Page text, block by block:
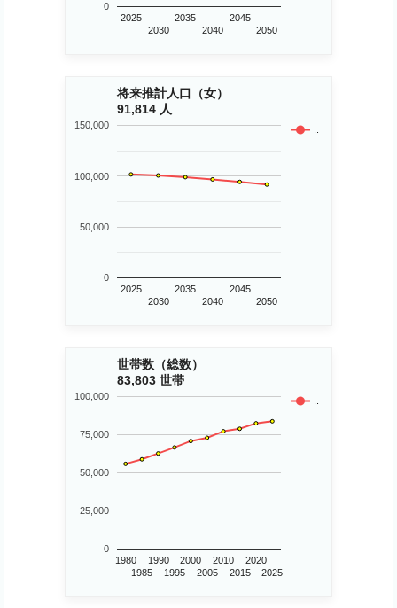
2025
2030
2035
2040
2045
2050
0
将来推計人口（女）
91,814 人
2025
2030
2035
2040
2045
2050
0
50,000
100,000
150,000
世帯数（総数）
83,803 世帯
1980
1985
1990
1995
2000
2005
2010
2015
2020
2025
0
25,000
50,000
75,000
100,000